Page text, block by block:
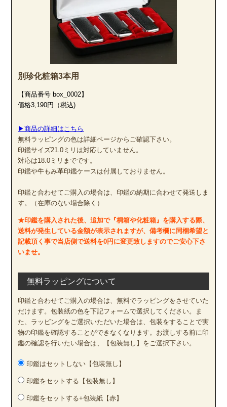
別珍化粧箱3本用
【商品番号 box_0002】
価格3,190円（税込)
▶商品の詳細はこちら
無料ラッピングの色は詳細ページからご確認下さい。
印鑑サイズ21.0ミリは対応していません。
対応は18.0ミリまでです。
印鑑や牛もみ革印鑑ケースは付属しておりません。
印鑑と合わせてご購入の場合は、印鑑の納期に合わせて発送しま
す。（在庫のない場合除く）
★印鑑を購入された後、追加で『桐箱や化粧箱』を購入する際、
送料が発生している金額が表示されますが、備考欄に同梱希望と
記載頂く事で当店側で送料を0円に変更致しますのでご安心下さ
いませ。
無料ラッピングについて
印鑑と合わせてご購入の場合は、無料でラッピングをさせていた
だけます。包装紙の色を下記フォームで選択してください。ま
た、ラッピングをご選択いただいた場合は、包装をすることで実
物の印鑑を確認することができなくなります。お渡しする前に印
鑑の確認を行いたい場合は、【包装無し】をご選択下さい。
印鑑はセットしない【包装無し】
印鑑をセットする【包装無し】
印鑑をセットする+包装紙【赤】